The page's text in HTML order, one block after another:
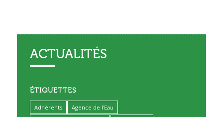
ACTUALITÉS
ÉTIQUETTES
Adhérents
Agence de l'Eau